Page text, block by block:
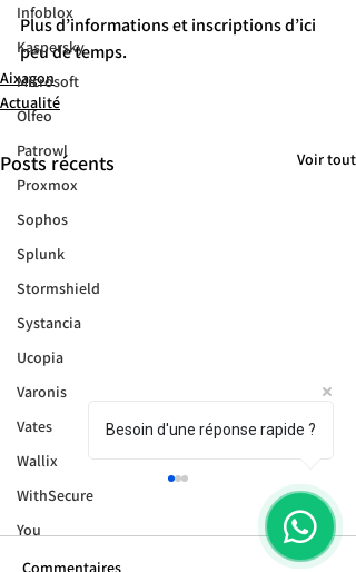
Infoblox
Kaspersky
Microsoft
Olfeo
Patrowl
Proxmox
Sophos
Splunk
Stormshield
Systancia
Ucopia
Varonis
Vates
Wallix
WithSecure
You
Plus d’informations et inscriptions d’ici
peu de temps.
Aixagon
Actualité
Posts récents Voir tout
Commentaires
Besoin d'une réponse rapide ?